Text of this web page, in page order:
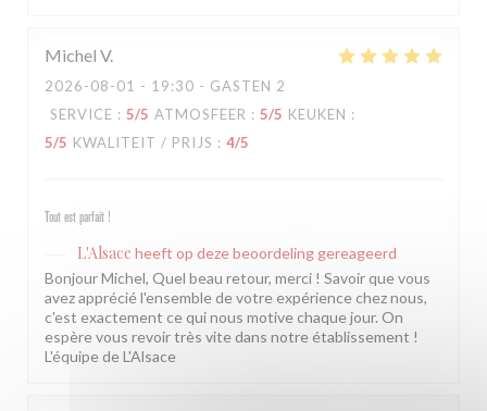
Michel V
2026-08-01 - 19:30 - GASTEN 2
SERVICE : 5/5 ATMOSFEER : 5/5 KEUKEN :
5/5 KWALITEIT / PRIJS : 4/5
Tout est parfait !
L'Alsace heeft op deze beoordeling gereageerd
Bonjour Michel, Quel beau retour, merci ! Savoir que vous
avez apprécié l'ensemble de votre expérience chez nous,
c'est exactement ce qui nous motive chaque jour. On
espère vous revoir très vite dans notre établissement !
L'équipe de L'Alsace